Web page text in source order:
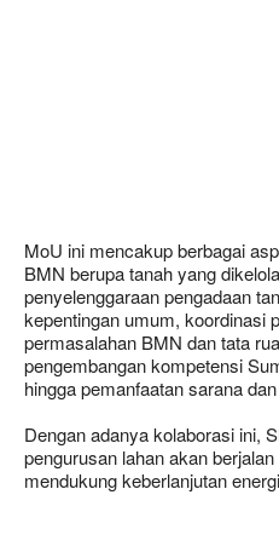
MoU ini mencakup berbagai
BMN berupa tanah yang
penyelenggaraan pengadaan
kepentingan umum, koordinasi
permasalahan BMN dan tata
pengembangan kompetensi
hingga pemanfaatan sarana
Dengan adanya kolaborasi ini,
pengurusan lahan akan
mendukung keberlanjutan